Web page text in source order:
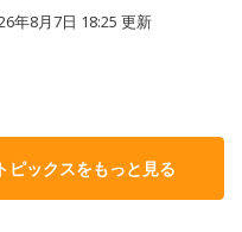
年8月7日 18:25 更新
ピックスをもっと見る